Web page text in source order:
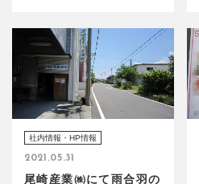
社内情報・HP情報
2021.05.31
尾崎産業㈱にて雨合羽の